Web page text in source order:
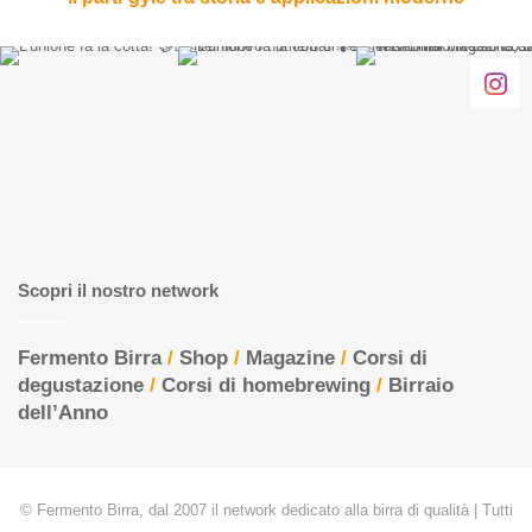
Scopri il nostro network
Fermento Birra/ Shop / Magazine / Corsi di
degustazione / Corsi di homebrewing / Birraio
dell’Anno
© Fermento Birra, dal 2007 il network dedicato alla birra di qualità | Tutti